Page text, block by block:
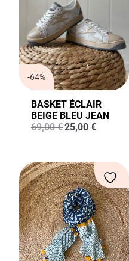
-64%
BASKET ÉCLAIR
BEIGE BLEU JEAN
69,00€Le
était :
69,00 €.
25,00 €Le
est :
25,00 €.